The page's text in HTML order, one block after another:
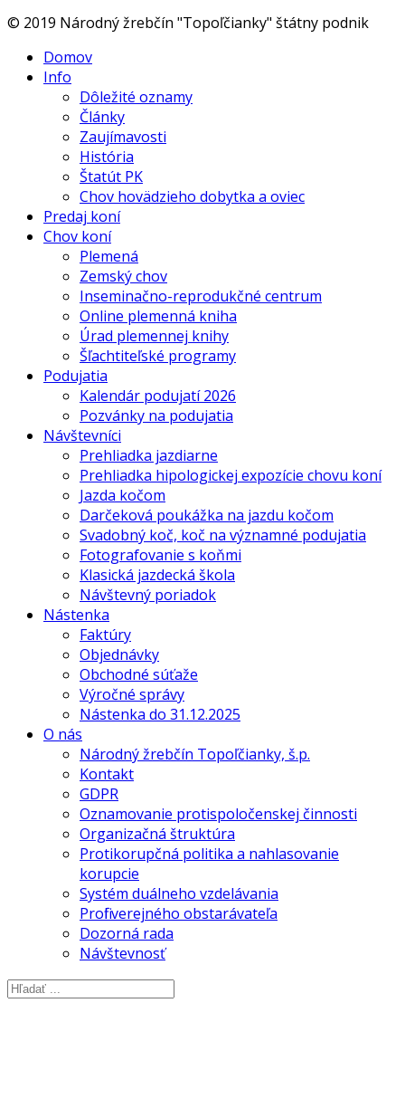
© 2019 Národný žrebčín "Topoľčianky" štátny podnik
Domov
Info
Dôležité oznamy
Články
Zaujímavosti
História
Štatút PK
Chov hovädzieho dobytka a oviec
Predaj koní
Chov koní
Plemená
Zemský chov
Inseminačno-reprodukčné centrum
Online plemenná kniha
Úrad plemennej knihy
Šľachtiteľské programy
Podujatia
Kalendár podujatí 2026
Pozvánky na podujatia
Návštevníci
Prehliadka jazdiarne
Prehliadka hipologickej expozície chovu koní
Jazda kočom
Darčeková poukážka na jazdu kočom
Svadobný koč, koč na významné podujatia
Fotografovanie s koňmi
Klasická jazdecká škola
Návštevný poriadok
Nástenka
Faktúry
Objednávky
Obchodné súťaže
Výročné správy
Nástenka do 31.12.2025
O nás
Národný žrebčín Topoľčianky, š.p.
Kontakt
GDPR
Oznamovanie protispoločenskej činnosti
Organizačná štruktúra
Protikorupčná politika a nahlasovanie
korupcie
Systém duálneho vzdelávania
Profil verejného obstarávateľa
Dozorná rada
Návštevnosť